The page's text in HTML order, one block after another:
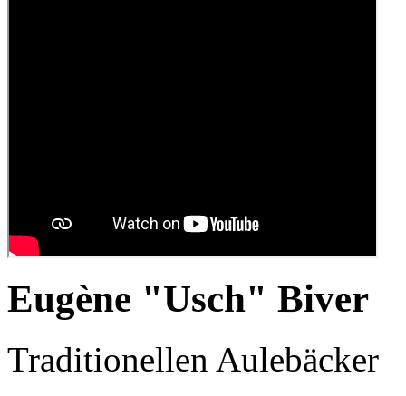
Eugène "Usch" Biver
Traditionellen Aulebäcker